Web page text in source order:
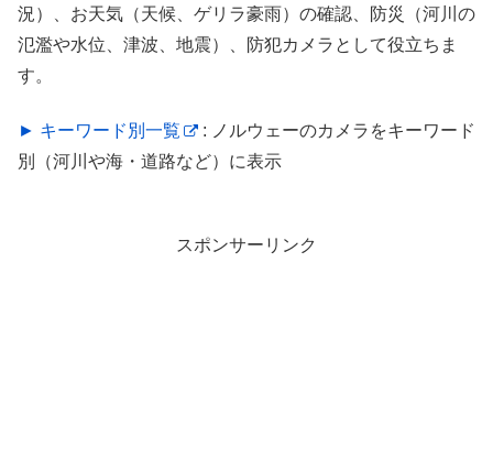
況）、お天気（天候、ゲリラ豪雨）の確認、防災（河川の
氾濫や水位、津波、地震）、防犯カメラとして役立ちま
す。
► キーワード別一覧
: ノルウェーのカメラをキーワード
別（河川や海・道路など）に表示
スポンサーリンク